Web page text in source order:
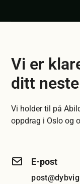
Vi er
ditt
Vi holder til på
oppdrag i Oslo og
E-post